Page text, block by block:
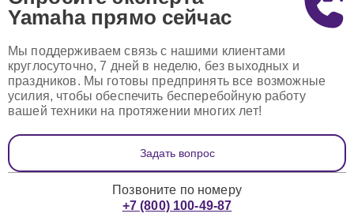
Yamaha прямо сейчас
Мы поддерживаем связь с нашими клиентами
круглосуточно, 7 дней в неделю, без выходных и
праздников. Мы готовы предпринять все возможные
усилия, чтобы обеспечить бесперебойную работу
вашей техники на протяжении многих лет!
Задать вопрос
Позвоните по номеру
+7 (800) 100-49-87